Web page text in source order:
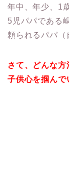
年中、年少、1
5児パパである
頼られるパパ（
さて、どんな方
子供心を掴んで